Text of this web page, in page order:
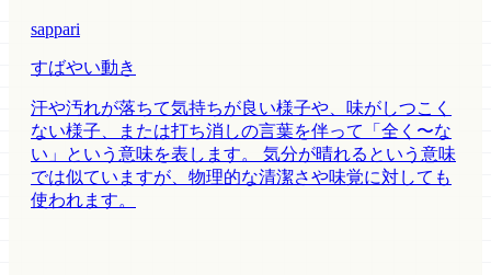
sappari
すばやい動き
汗や汚れが落ちて気持ちが良い様子や、味がしつこく
ない様子、または打ち消しの言葉を伴って「全く〜な
い」という意味を表します。 気分が晴れるという意味
では似ていますが、物理的な清潔さや味覚に対しても
使われます。